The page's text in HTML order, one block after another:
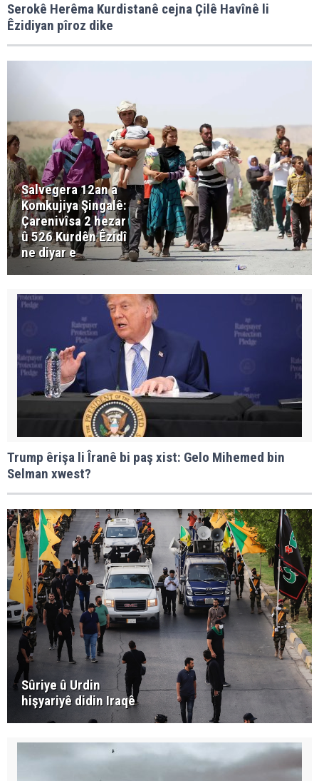
Serokê Herêma Kurdistanê cejna Çilê Havînê li
Êzidiyan pîroz dike
Salvegera 12an a
Komkujiya Şingalê:
Çarenivîsa 2 hezar
û 526 Kurdên Êzidî
ne diyar e
Trump êrişa li Îranê bi paş xist: Gelo Mihemed bin
Selman xwest?
Sûriye û Urdin
hişyariyê didin Iraqê